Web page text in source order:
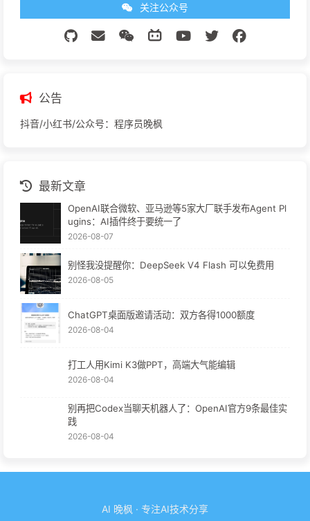
关注公众号
公告
抖音/小红书/公众号：程序员晚枫
最新文章
OpenAI联合微软、亚马逊等5家大厂联手发布Agent Pl
ugins：AI插件终于要统一了
2026-08-07
别怪我没提醒你：DeepSeek V4 Flash 可以免费用
2026-08-05
ChatGPT桌面版邀请活动：双方各得1000额度
2026-08-04
打工人用Kimi K3做PPT，高端大气能编辑
2026-08-04
别再把Codex当聊天机器人了：OpenAI官方9条最佳实
践
2026-08-04
AI 晚枫 · 专注AI技术分享